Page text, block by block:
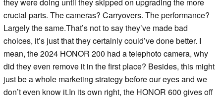
crucial parts. The cameras? Carryovers. The performance?
Largely the same.That’s not to say they’ve made bad
choices, it’s just that they certainly could’ve done better. I
mean, the 2024 HONOR 200 had a telephoto camera, why
did they even remove it in the first place? Besides, this might
just be a whole marketing strategy before our eyes and we
don’t even know it.In its own right, the HONOR 600 gives off